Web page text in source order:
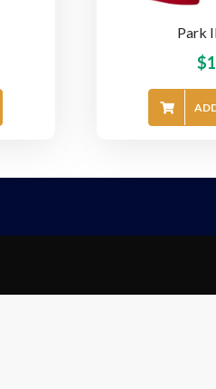
Park
$